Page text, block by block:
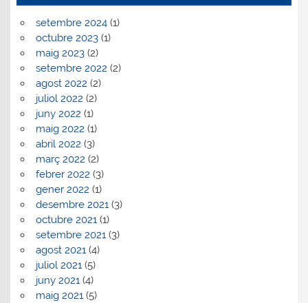
setembre 2024(1)
octubre 2023(1)
maig 2023(2)
setembre 2022 (2)
agost 2022 (2)
juliol 2022 (2)
juny 2022 (1)
maig 2022 (1)
abril 2022 (3)
març 2022 (2)
febrer 2022 (3)
gener 2022 (1)
desembre 2021 (3)
octubre 2021 (1)
setembre 2021 (3)
agost 2021 (4)
juliol 2021 (5)
juny 2021 (4)
maig 2021 (5)